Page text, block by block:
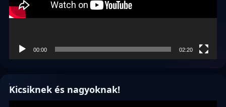
00:00 02:20
Kicsiknek és nagyoknak!